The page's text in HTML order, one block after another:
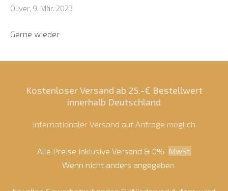
Kostenloser Versand ab 25.-€ Bestellwert
innerhalb Deutschland
Internationaler Versand auf Anfrage möglich
Alle Preise inklusive Versand & 0% MwSt.
Wenn nicht anders angegeben
Oliver, 9. Mär. 2023
Gerne wieder